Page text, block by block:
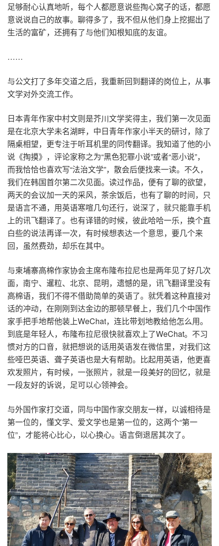
足够耐心认真地听，每个人都愿意说些掏心窝子的话，都愿
意说说自己的故事。聊得多了，我不但从他们身上挖掘出了
生活的富矿，还拥有了与他们知根知底的友谊。
……
与公文打了多年交道之后，我重新回到翻译的岗位上，从事
文学对外交流工作。
日本青年作家中村文则是芥川文学奖得主，我们第一次见面
是在北京大学未名湖畔，中日青年作家小半天的研讨，除了
隔桌相望，更专注于听耳机里的同传翻译。我知道了他的小
说《掏摸》，评论家称之为“黑色犯罪小说”或者“恶小说”，
而我恰恰也喜欢写“法治文学”，散会后便找来一读。不久，
我们在韩国首尔第二次见面。读过作品，便有了聊的欲望，
两天的会议加一天的采风，茶余饭后，也有了聊的时间，只
是语言不通，用英语寒喧几句还行，说深了，就只能靠手机
上的讯飞翻译了。也有译错的时候，彼此哈哈一乐，换个直
白些的说法再译一次，有时候想表达一个意思，要几个来
回，虽然费劲，却乐在其中。
与柬埔寨高棉作家协会主席布隆布拉尼也是两年见了好几次
面，南宁、暹粒、北京、昆明，遗憾的是，讯飞翻译里没有
高棉语，我们不得不借助简单的英语了。就凭着这种直接对
话的冲动，在刚刚到达金边的那顿早餐上，我们几个中国作
家手把手地帮他装上WeChat，连比带划地教给他怎么用。
到底是年轻人，布隆布拉尼很快就喜欢上了WeChat。不习
惯对方的口音，就把想说的话用英语发在微信里，对我们这
些哑巴英语、聋子英语也是大有帮助。比起用英语，他更喜
欢发照片，有时候，一张照片，就是一段美好的回忆，就是
一段友好的诉说，足可以心领神会。
与外国作家打交道，同与中国作家交朋友一样，以诚相待是
第一位的，懂文学、爱文学也是第一位的，这两个“第一
位”，才能将心比心，以心换心。语言倒退居其次了。